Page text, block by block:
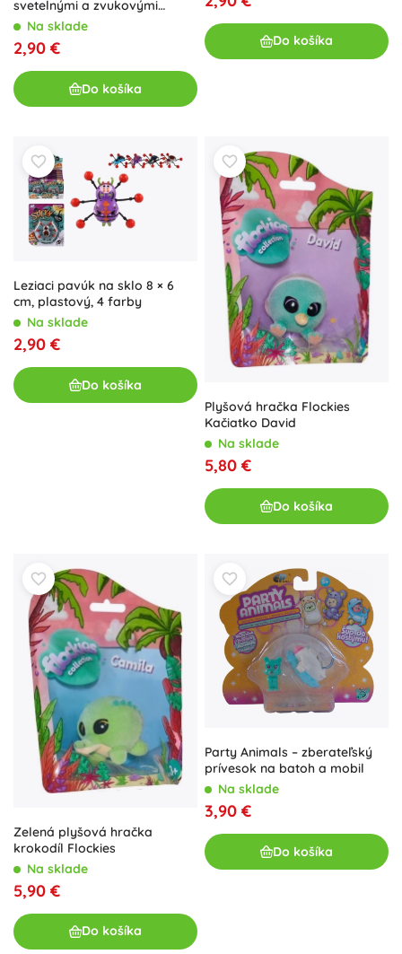
svetelnými a zvukovými
efektmi
Na sklade
2,90 €
Do košíka
Do košíka
Leziaci pavúk na sklo 8 × 6
cm, plastový, 4 farby
Na sklade
2,90 €
Do košíka
Plyšová hračka Flockies
Kačiatko David
Na sklade
5,80 €
Do košíka
Zelená plyšová hračka
krokodíl Flockies
Na sklade
5,90 €
Do košíka
Party Animals – zberateľský
prívesok na batoh a mobil
Na sklade
3,90 €
Do košíka